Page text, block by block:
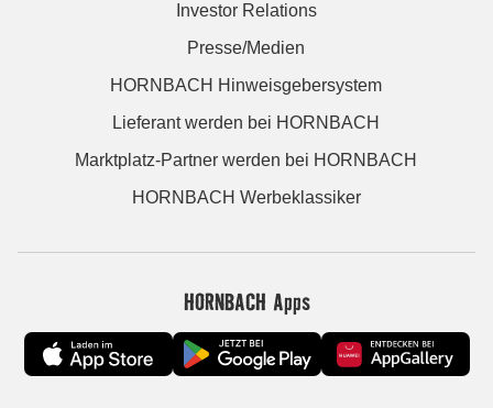
Investor Relations
Presse/Medien
HORNBACH Hinweisgebersystem
Lieferant werden bei HORNBACH
Marktplatz-Partner werden bei HORNBACH
HORNBACH Werbeklassiker
HORNBACH Apps